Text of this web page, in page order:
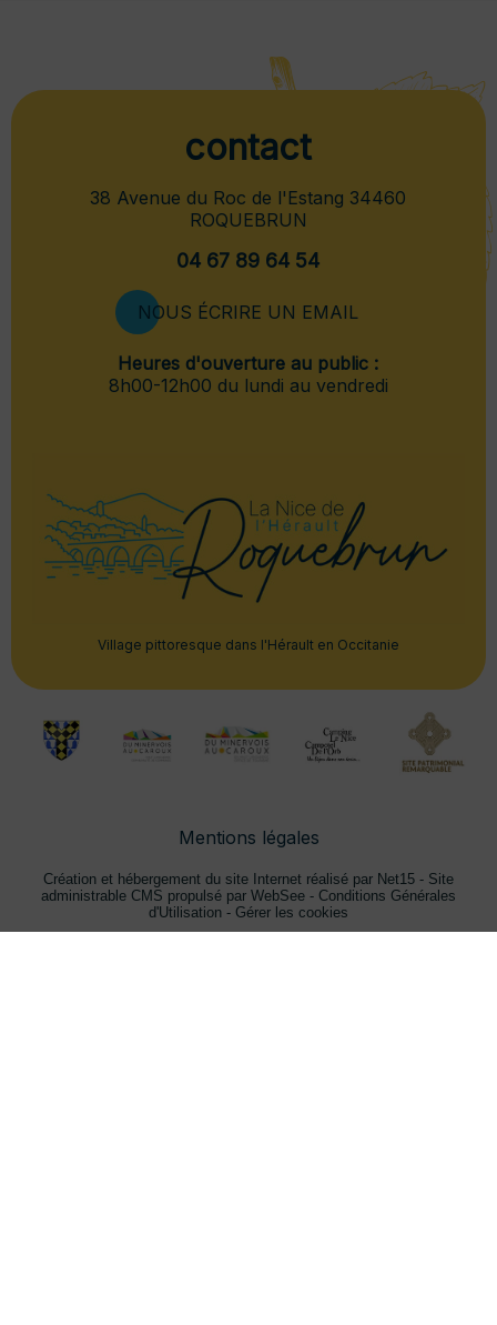
contact
38 Avenue du Roc de l'Estang 34460
ROQUEBRUN
04 67 89 64 54
NOUS ÉCRIRE UN EMAIL
Heures d'ouverture au public :
8h00-12h00 du lundi au vendredi
Village pittoresque dans l'Hérault en Occitanie
Mentions légales
Création et hébergement du site Internet réalisé par Net15 - Site
administrable CMS propulsé par WebSee - Conditions Générales
d'Utilisation - Gérer les cookies